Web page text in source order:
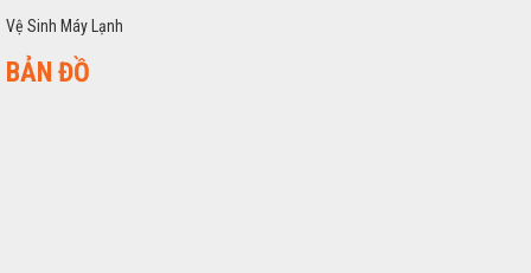
Vệ Sinh Máy Lạnh
BẢN ĐỒ